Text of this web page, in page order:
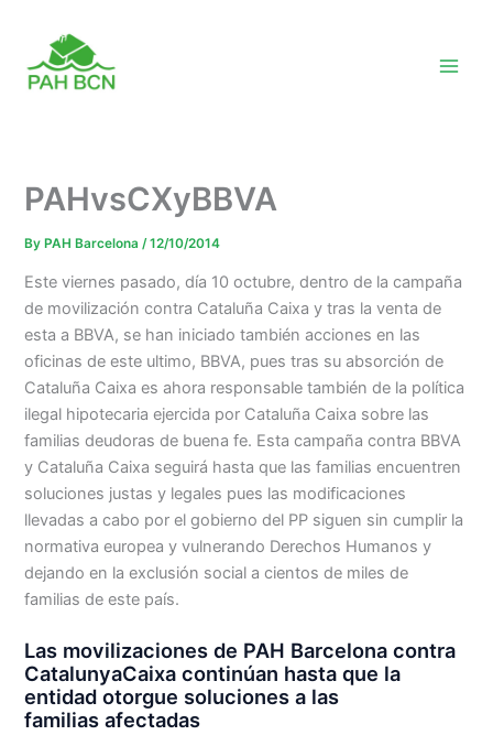
content
PAHvsCXyBBVA
By PAH Barcelona/12/10/2014
Este viernes pasado, día 10 octubre, dentro de la campaña
de movilización contra Cataluña Caixa y tras la venta de
esta a BBVA, se han iniciado también acciones en las
oficinas de este ultimo, BBVA, pues tras su absorción de
Cataluña Caixa es ahora responsable también de la política
ilegal hipotecaria ejercida por Cataluña Caixa sobre las
familias deudoras de buena fe. Esta campaña contra BBVA
y Cataluña Caixa seguirá hasta que las familias encuentren
soluciones justas y legales pues las modificaciones
llevadas a cabo por el gobierno del PP siguen sin cumplir la
normativa europea y vulnerando Derechos Humanos y
dejando en la exclusión social a cientos de miles de
familias de este país.
Las movilizaciones de PAH Barcelona contra
CatalunyaCaixa continúan hasta que la
entidad otorgue soluciones a las
familias afectadas